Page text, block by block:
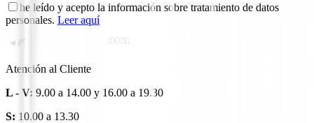
he leído y acepto la información sobre tratamiento de datos
personales. Leer aquí
Atención al Cliente
L - V: 9.00 a 14.00 y 16.00 a 19.30
S: 10.00 a 13.30